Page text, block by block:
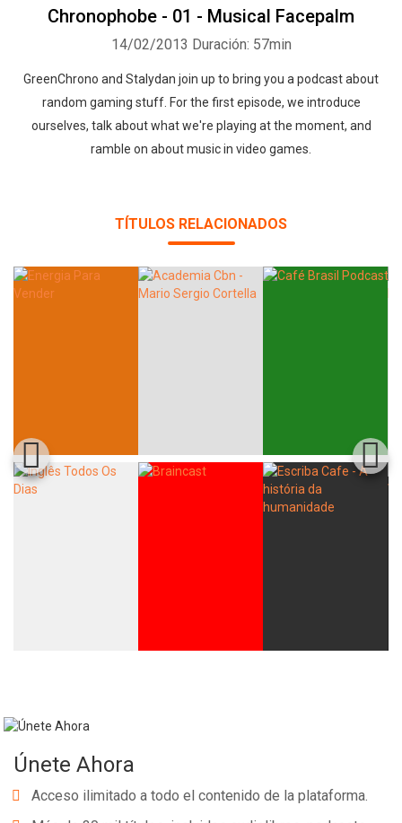
Chronophobe - 01 - Musical Facepalm
14/02/2013 Duración: 57min
GreenChrono and Stalydan join up to bring you a podcast about
random gaming stuff. For the first episode, we introduce
ourselves, talk about what we're playing at the moment, and
ramble on about music in video games.
TÍTULOS RELACIONADOS
Únete Ahora
Acceso ilimitado a todo el contenido de la plataforma.
Whatsapp Facebook Twitter